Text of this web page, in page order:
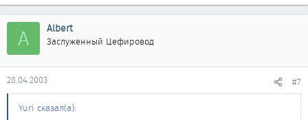
A Albert
Заслуженный Цефировод
28.04.2003 #7
Yuri сказал(а):